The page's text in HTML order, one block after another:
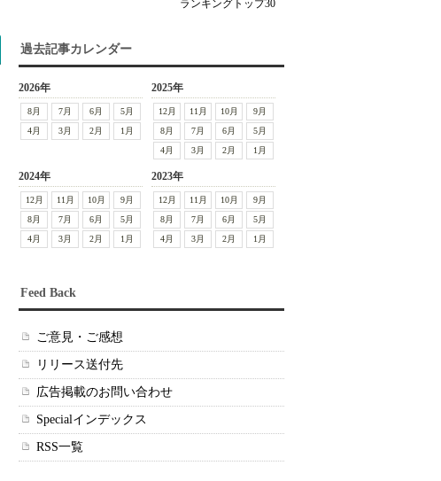
ランキングトップ30
過去記事カレンダー
2026年
8月 7月 6月
5月
4月
3月 2月 1月
2025年
12月 11月 10月
9月
8月
7月 6月
5月
4月
3月 2月 1月
2024年
12月 11月 10月
9月
8月
7月 6月
5月
4月
3月 2月 1月
2023年
12月 11月 10月
9月
8月
7月 6月
5月
4月
3月 2月 1月
Feed Back
ご意見・ご感想
リリース送付先
広告掲載のお問い合わせ
Specialインデックス
RSS一覧